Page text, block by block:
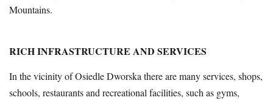
Mountains.
RICH INFRASTRUCTURE AND SERVICES
In the vicinity of Osiedle Dworska there are many services, shops,
schools, restaurants and recreational facilities, such as gyms,